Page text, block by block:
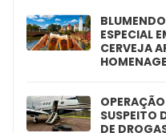
ESPECIAL
CERVEJA
SUSPEITO
DE